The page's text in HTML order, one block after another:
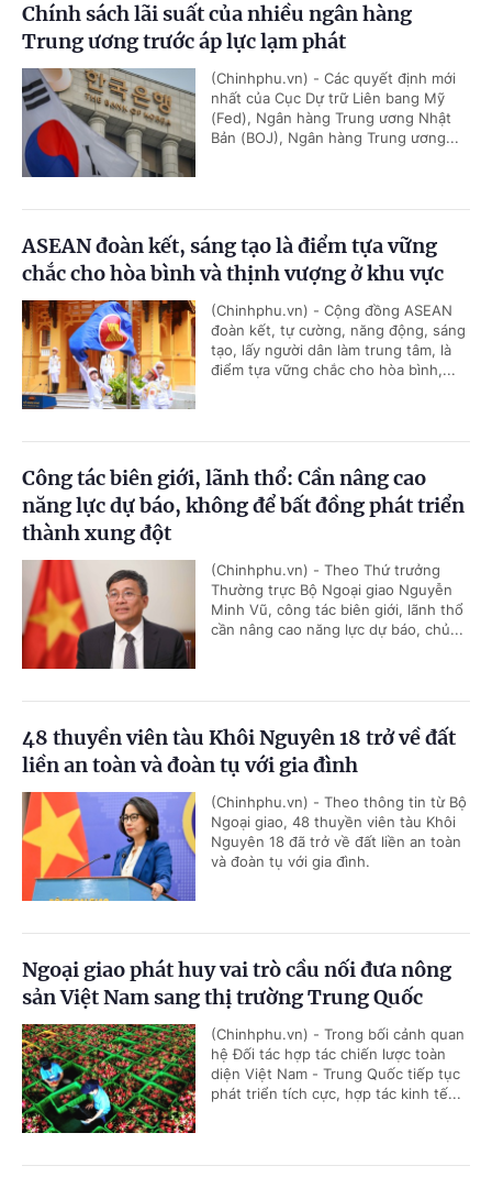
Chính sách lãi suất của nhiều ngân hàng
Trung ương trước áp lực lạm phát
(Chinhphu.vn) - Các quyết định mới
nhất của Cục Dự trữ Liên bang Mỹ
(Fed), Ngân hàng Trung ương Nhật
Bản (BOJ), Ngân hàng Trung ương...
ASEAN đoàn kết, sáng tạo là điểm tựa vững
chắc cho hòa bình và thịnh vượng ở khu vực
(Chinhphu.vn) - Cộng đồng ASEAN
đoàn kết, tự cường, năng động, sáng
tạo, lấy người dân làm trung tâm, là
điểm tựa vững chắc cho hòa bình,...
Công tác biên giới, lãnh thổ: Cần nâng cao
năng lực dự báo, không để bất đồng phát triển
thành xung đột
(Chinhphu.vn) - Theo Thứ trưởng
Thường trực Bộ Ngoại giao Nguyễn
Minh Vũ, công tác biên giới, lãnh thổ
cần nâng cao năng lực dự báo, chủ...
48 thuyền viên tàu Khôi Nguyên 18 trở về đất
liền an toàn và đoàn tụ với gia đình
(Chinhphu.vn) - Theo thông tin từ Bộ
Ngoại giao, 48 thuyền viên tàu Khôi
Nguyên 18 đã trở về đất liền an toàn
và đoàn tụ với gia đình.
Ngoại giao phát huy vai trò cầu nối đưa nông
sản Việt Nam sang thị trường Trung Quốc
(Chinhphu.vn) - Trong bối cảnh quan
hệ Đối tác hợp tác chiến lược toàn
diện Việt Nam - Trung Quốc tiếp tục
phát triển tích cực, hợp tác kinh tế...